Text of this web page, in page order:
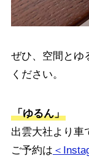
ぜひ、空間とゆ
ください。
「ゆるん」
出雲大社より車
ご予約は ＜